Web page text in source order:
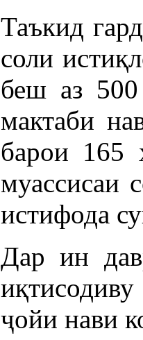
Таъкид
соли
беш аз 500
мактаби
барои 165
муассисаи
истифода
Дар ин
ҷойи нави